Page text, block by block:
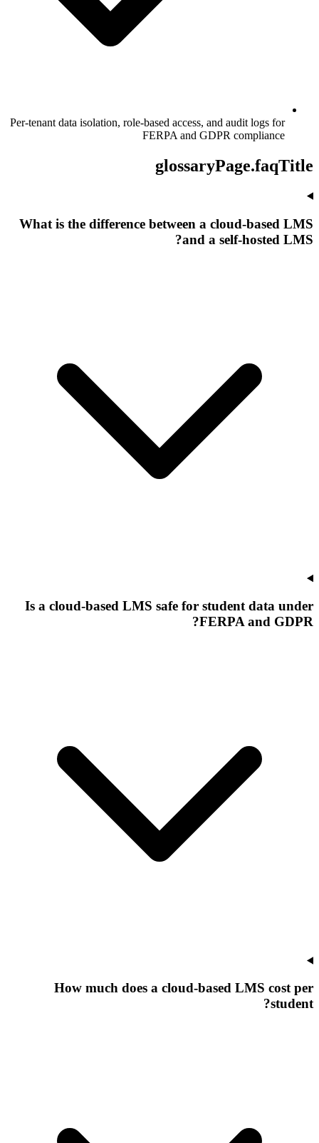
Per-tenant data isolation, role-based access, and audit logs for
FERPA and GDPR compliance
glossaryPage.faqTitle
What is the difference between a cloud-based LMS
and a self-hosted LMS?
Is a cloud-based LMS safe for student data under
FERPA and GDPR?
How much does a cloud-based LMS cost per
student?